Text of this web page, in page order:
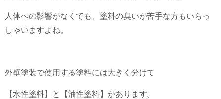
人体への影響がなくても、塗料の臭いが苦手な方もいらっ
しゃいますよね。
外壁塗装で使用する塗料には大きく分けて
【水性塗料】と【油性塗料】があります。